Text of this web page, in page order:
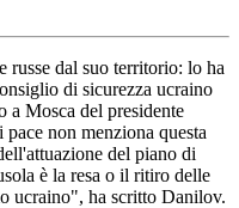
dal suo territorio: lo ha
di sicurezza ucraino
Mosca del presidente
non menziona questa
del piano di
è la resa o il ritiro delle
ucraino", ha scritto Danilov.